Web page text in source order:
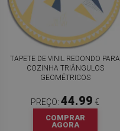
TAPETE DE VINIL REDONDO PARA
COZINHA TRIÂNGULOS
GEOMÉTRICOS
PREÇO: 44.99 €
COMPRAR
AGORA